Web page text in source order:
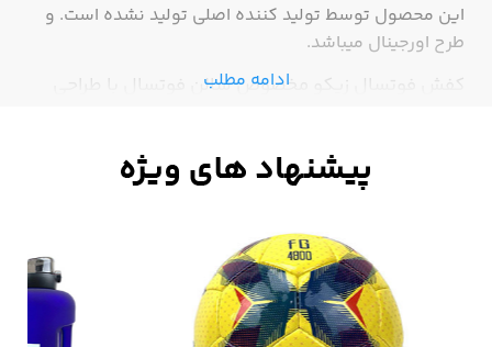
این محصول توسط تولید کننده اصلی تولید نشده است. و
طرح اورجینال میباشد.
کفش فوتسال زیکو مخصوص سالن فوتسال با طراحی
ادامه مطلب